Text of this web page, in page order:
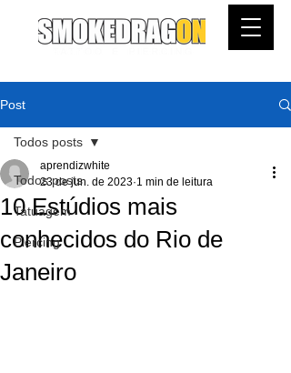
Post
Todos posts
Tatuagem
Piercing
Todos posts
10 Estúdios mais
conhecidos do Rio de
Janeiro
aprendizwhite
23 de jun. de 2023 1 min de leitura